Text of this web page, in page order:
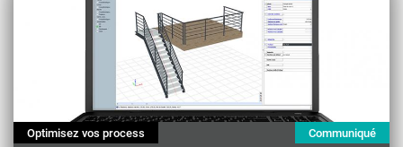
Optimisez vos process Communiqué